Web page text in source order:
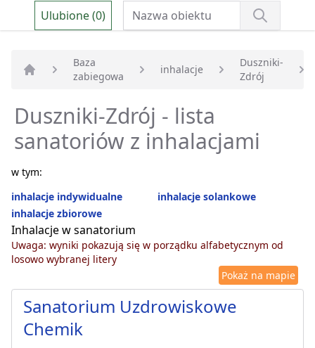
Ulubione (0)
Strona główna
Baza
zabiegowa
inhalacje
Duszniki-
Zdrój
Duszniki-Zdrój - lista
sanatoriów z inhalacjami
w tym:
inhalacje indywidualne
inhalacje solankowe
inhalacje zbiorowe
Inhalacje w sanatorium
Uwaga: wyniki pokazują się w porządku alfabetycznym od
losowo wybranej litery
Pokaż na mapie
Sanatorium Uzdrowiskowe
Chemik